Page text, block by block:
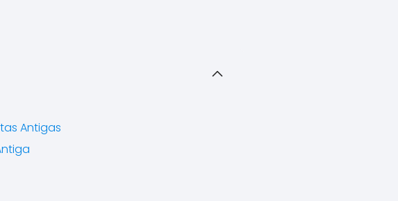
Antigas